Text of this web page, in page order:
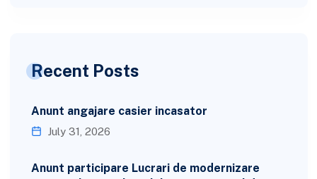
Recent Posts
Anunt angajare casier incasator
July 31, 2026
Anunt participare Lucrari de modernizare